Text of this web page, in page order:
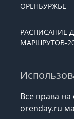
ОРЕНБУРЖЬЕ
РАСПИСАНИЕ
МАРШРУТОВ-
Все права
orenday.ru